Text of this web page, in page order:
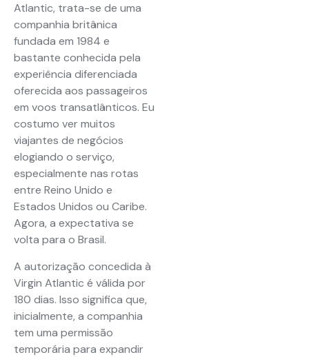
Atlantic, trata-se de uma
companhia britânica
fundada em 1984 e
bastante conhecida pela
experiência diferenciada
oferecida aos passageiros
em voos transatlânticos. Eu
costumo ver muitos
viajantes de negócios
elogiando o serviço,
especialmente nas rotas
entre Reino Unido e
Estados Unidos ou Caribe.
Agora, a expectativa se
volta para o Brasil.
A autorização concedida à
Virgin Atlantic é válida por
180 dias. Isso significa que,
inicialmente, a companhia
tem uma permissão
temporária para expandir